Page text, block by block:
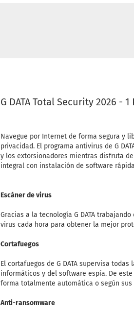
G DATA Total Security 2026 - 1
Navegue por Internet de forma segura y
privacidad. El programa antivirus de G
y los extorsionadores mientras disfruta
integral con instalación de software
Escáner de virus
Gracias a la tecnología G DATA
virus cada hora para obtener la mejor
Cortafuegos
El cortafuegos de G DATA supervisa
informáticos y del software espía. De
forma totalmente automática o según sus
Anti-ransomware